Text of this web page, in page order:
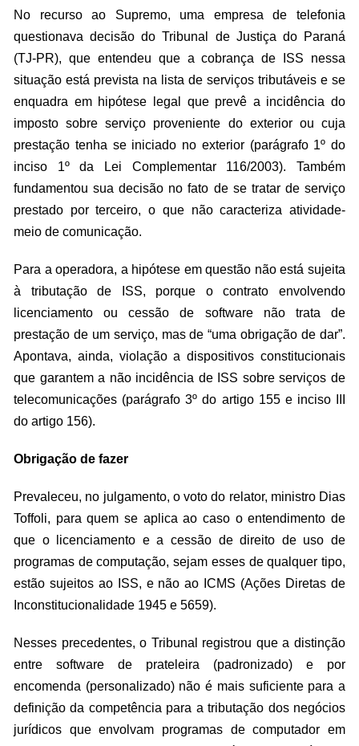
No recurso ao Supremo, uma empresa de telefonia
questionava decisão do Tribunal de Justiça do Paraná
(TJ-PR), que entendeu que a cobrança de ISS nessa
situação está prevista na lista de serviços tributáveis e se
enquadra em hipótese legal que prevê a incidência do
imposto sobre serviço proveniente do exterior ou cuja
prestação tenha se iniciado no exterior (parágrafo 1º do
inciso 1º da Lei Complementar 116/2003). Também
fundamentou sua decisão no fato de se tratar de serviço
prestado por terceiro, o que não caracteriza atividade-
meio de comunicação.
Para a operadora, a hipótese em questão não está sujeita
à tributação de ISS, porque o contrato envolvendo
licenciamento ou cessão de software não trata de
prestação de um serviço, mas de “uma obrigação de dar”.
Apontava, ainda, violação a dispositivos constitucionais
que garantem a não incidência de ISS sobre serviços de
telecomunicações (parágrafo 3º do artigo 155 e inciso III
do artigo 156).
Obrigação de fazer
Prevaleceu, no julgamento, o voto do relator, ministro Dias
Toffoli, para quem se aplica ao caso o entendimento de
que o licenciamento e a cessão de direito de uso de
programas de computação, sejam esses de qualquer tipo,
estão sujeitos ao ISS, e não ao ICMS (Ações Diretas de
Inconstitucionalidade 1945 e 5659).
Nesses precedentes, o Tribunal registrou que a distinção
entre software de prateleira (padronizado) e por
encomenda (personalizado) não é mais suficiente para a
definição da competência para a tributação dos negócios
jurídicos que envolvam programas de computador em